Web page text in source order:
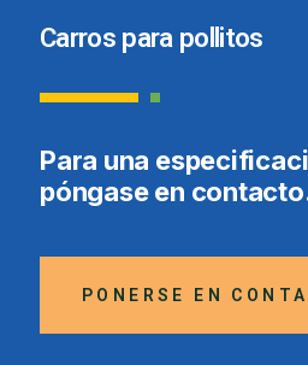
Carros para pollitos
Para una
póngase en
PONERSE EN